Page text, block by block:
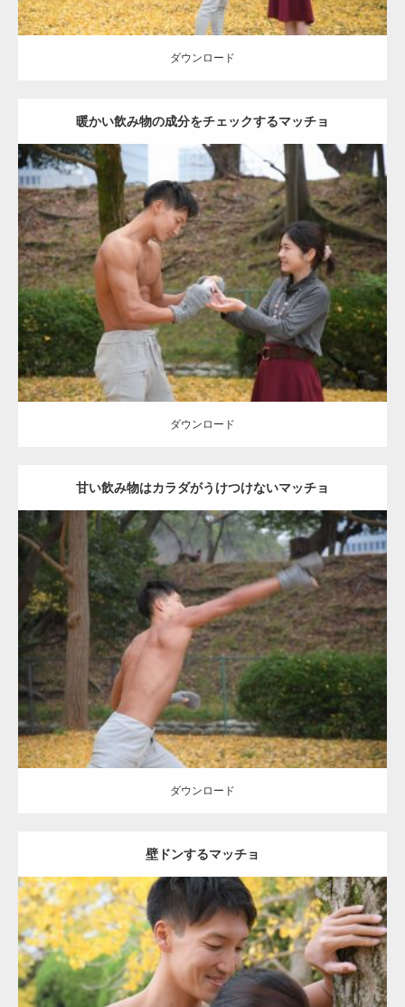
ダウンロード
暖かい飲み物の成分をチェックするマッチョ
Update:2021.07.8
Category:公園のマッチョ その他 AKIHITO(細マッチョ) 上腕三頭筋
肩
ダウンロード
ダウンロード
甘い飲み物はカラダがうけつけないマッチョ
Update:2021.07.8
Category: 公園のマッチョ その他 AKIHITO(細マッチョ) 背中
ダウンロード
ダウンロード
壁ドンするマッチョ
Update: 2021.07.8
Category:公園のマッチョ その他 AKIHITO(細マッチョ) 大胸筋 肩 腹
筋